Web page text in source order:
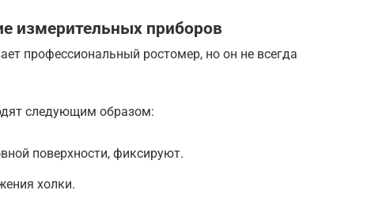
измерительных приборов
профессиональный ростомер, но он не всегда
следующим образом:
поверхности, фиксируют.
холки.